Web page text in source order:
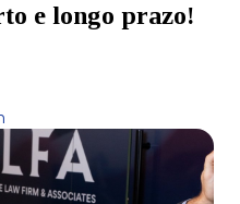
e longo prazo!